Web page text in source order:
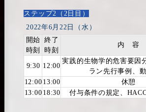
ステップ2（2日目）
2022年6月22日（水）
開始
時刻
終了
時刻
内 容
9:30 12:00
実践的生物学的危害要因
ラン先行事例、
12:00 13:00
休憩
13:00 18:30 付与条件の規定、